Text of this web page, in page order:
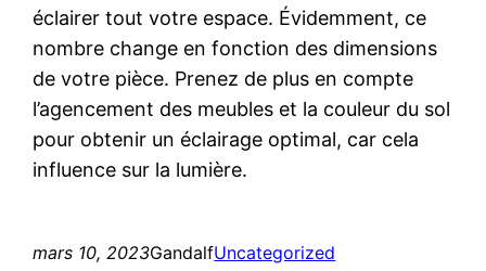
éclairer tout votre espace. Évidemment, ce
nombre change en fonction des dimensions
de votre pièce. Prenez de plus en compte
l’agencement des meubles et la couleur du sol
pour obtenir un éclairage optimal, car cela
influence sur la lumière.
mars 10, 2023GandalfUncategorized